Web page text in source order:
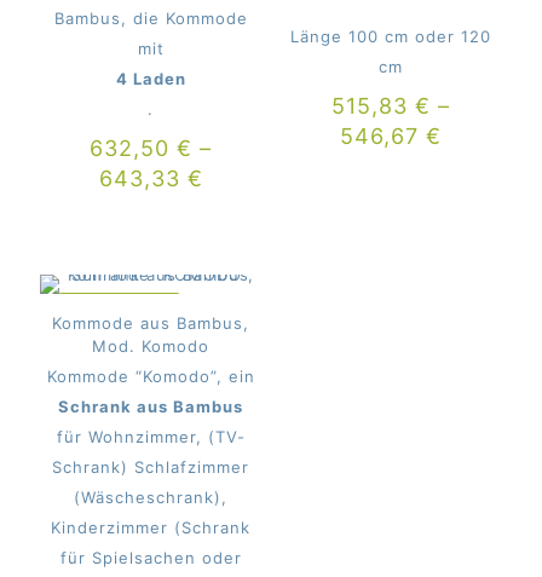
Bambus, die Kommode
mit
4 Laden
.
632,50€ –
643,33 €
Länge 100 cm oder 120
cm
515,83€ –
546,67€
Kommode aus Bambus,
Mod. Komodo
Kommode “Komodo”, ein
Schrank aus Bambus
für Wohnzimmer, (TV-
Schrank) Schlafzimmer
(Wäscheschrank),
Kinderzimmer (Schrank
für Spielsachen oder